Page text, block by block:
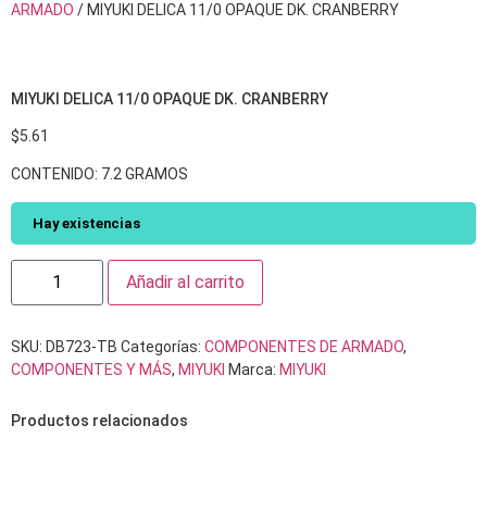
ARMADO / MIYUKI DELICA 11/0 OPAQUE DK. CRANBERRY
MIYUKI DELICA 11/0 OPAQUE DK. CRANBERRY
$5.61
CONTENIDO: 7.2 GRAMOS
Hay existencias
Añadir al carrito
SKU: DB723-TB Categorías: COMPONENTES DE ARMADO,
COMPONENTES Y MÁS, MIYUKI Marca: MIYUKI
Productos relacionados